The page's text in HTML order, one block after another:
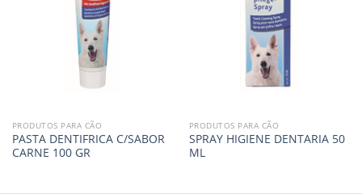
PRODUTOS PARA CÃO
PASTA DENTIFRICA C/SABOR
CARNE 100 GR
PRODUTOS PARA CÃO
SPRAY HIGIENE DENTARIA 50
ML